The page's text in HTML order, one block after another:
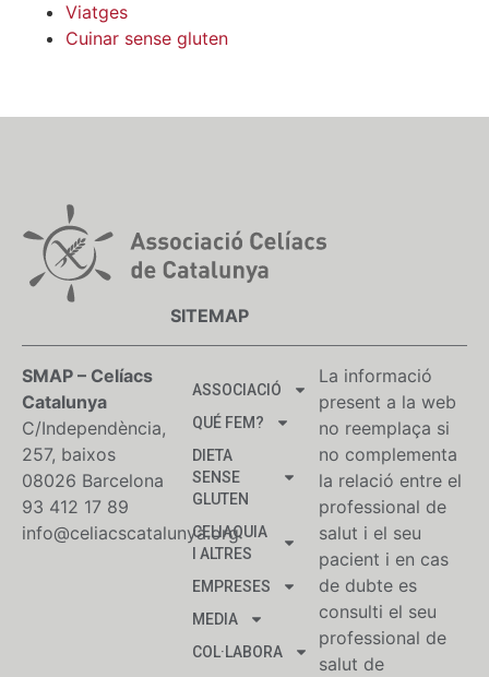
Viatges
Cuinar sense gluten
SMAP – Celíacs
Catalunya
C/Independència,
257, baixos
08026 Barcelona
93 412 17 89
info@celiacscatalunya.org
SITEMAP
ASSOCIACIÓ
QUÉ FEM?
DIETA
SENSE
GLUTEN
CELIAQUIA
I ALTRES
EMPRESES
MEDIA
COL·LABORA
La informació
present a la web
no reemplaça si
no complementa
la relació entre el
professional de
salut i el seu
pacient i en cas
de dubte es
consulti el seu
professional de
salut de